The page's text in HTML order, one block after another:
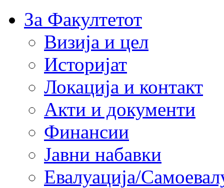
За Факултетот
Визија и цел
Историјат
Локација и контакт
Акти и документи
Финансии
Јавни набавки
Евалуација/